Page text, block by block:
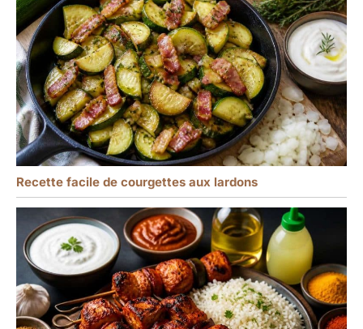
Recette facile de courgettes aux lardons